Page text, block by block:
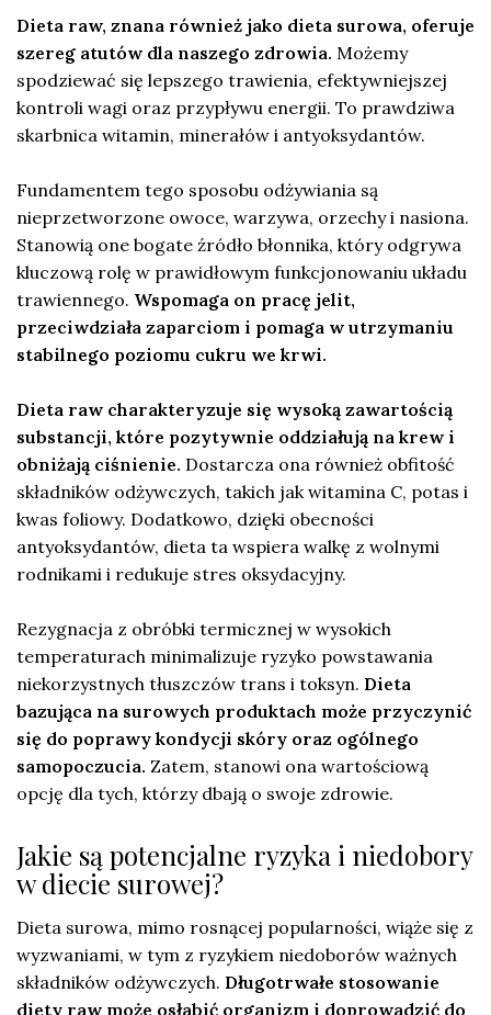
Dieta raw, znana również jako dieta surowa, oferuje
szereg atutów dla naszego zdrowia. Możemy
spodziewać się lepszego trawienia, efektywniejszej
kontroli wagi oraz przypływu energii. To prawdziwa
skarbnica witamin, minerałów i antyoksydantów.
Fundamentem tego sposobu odżywiania są
nieprzetworzone owoce, warzywa, orzechy i nasiona.
Stanowią one bogate źródło błonnika, który odgrywa
kluczową rolę w prawidłowym funkcjonowaniu układu
trawiennego. Wspomaga on pracę jelit,
przeciwdziała zaparciom i pomaga w utrzymaniu
stabilnego poziomu cukru we krwi.
Dieta raw charakteryzuje się wysoką zawartością
substancji, które pozytywnie oddziałują na krew i
obniżają ciśnienie. Dostarcza ona również obfitość
składników odżywczych, takich jak witamina C, potas i
kwas foliowy. Dodatkowo, dzięki obecności
antyoksydantów, dieta ta wspiera walkę z wolnymi
rodnikami i redukuje stres oksydacyjny.
Rezygnacja z obróbki termicznej w wysokich
temperaturach minimalizuje ryzyko powstawania
niekorzystnych tłuszczów trans i toksyn. Dieta
bazująca na surowych produktach może przyczynić
się do poprawy kondycji skóry oraz ogólnego
samopoczucia. Zatem, stanowi ona wartościową
opcję dla tych, którzy dbają o swoje zdrowie.
Jakie są potencjalne ryzyka i niedobory
w diecie surowej?
Dieta surowa, mimo rosnącej popularności, wiąże się z
wyzwaniami, w tym z ryzykiem niedoborów ważnych
składników odżywczych. Długotrwałe stosowanie
diety raw może osłabić organizm i doprowadzić do